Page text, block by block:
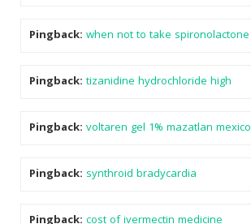
Pingback: when not to take spironolactone
Pingback: tizanidine hydrochloride high
Pingback: voltaren gel 1% mazatlan mexico
Pingback: synthroid bradycardia